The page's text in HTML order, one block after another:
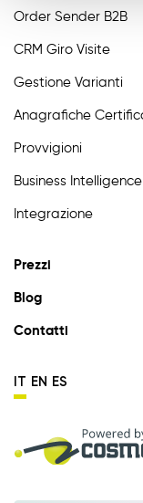
Order Sender B2B
CRM Giro Visite
Gestione Varianti
Anagrafiche
Provvigioni
Business Intelligence
Integrazione
Prezzi
Blog
Contatti
IT EN ES